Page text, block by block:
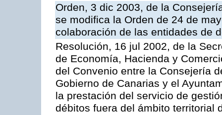
Orden, 3 dic 2003, de la
se modifica la Orden de 24 de
colaboración de las entidades de
Resolución, 16 jul 2002, de la
de Economía, Hacienda y
del Convenio entre la Consejería
Gobierno de Canarias y el
la prestación del servicio de
débitos fuera del ámbito territorial